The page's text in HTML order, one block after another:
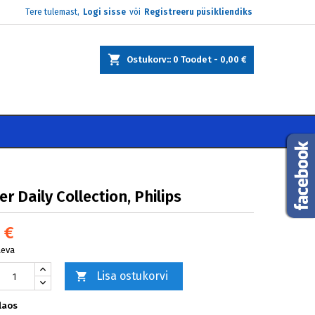
Tere tulemast, Logi sisse või Registreeru püsikliendiks
Ostukorv: 0 Toodet - 0,00 €
Daily Collection, Philips
€
 Lisa ostukorvi